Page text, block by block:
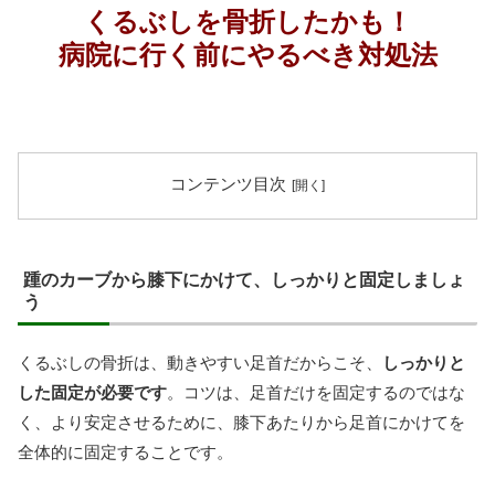
くるぶしを骨折したかも！
病院に行く前にやるべき対処法
コンテンツ目次
踵のカーブから膝下にかけて、しっかりと固定しましょ
う
くるぶしの骨折は、動きやすい足首だからこそ、
しっかりと
した固定が必要です。コツは、足首だけを固定するのではな
く、より安定させるために、膝下あたりから足首にかけてを
全体的に固定することです。